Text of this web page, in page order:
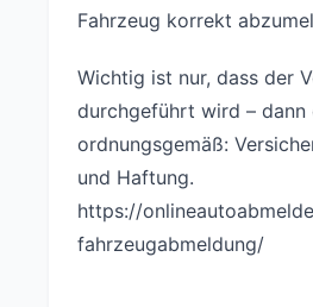
Fahrzeug korrekt
Wichtig ist nur, dass der
durchgeführt wird – dann
ordnungsgemäß:
und Haftung.
https://
fahrzeugabmeldung/